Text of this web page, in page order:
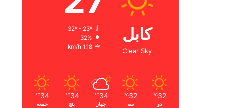
کابل
Clear Sky
32º - 23º
32%
1.18 km/h
32
℃
دو
32
℃
سه
34
℃
چهار
34
℃
پنج
34
℃
جمعه